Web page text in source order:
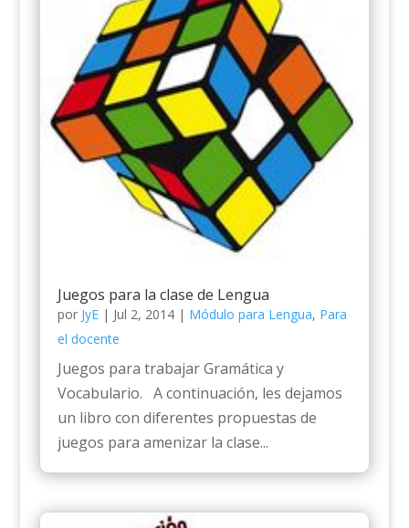
Juegos para la clase de Lengua
por JyE| Jul 2, 2014| Módulo para Lengua, Para
el docente
Juegos para trabajar Gramática y
Vocabulario. A continuación, les dejamos
un libro con diferentes propuestas de
juegos para amenizar la clase...